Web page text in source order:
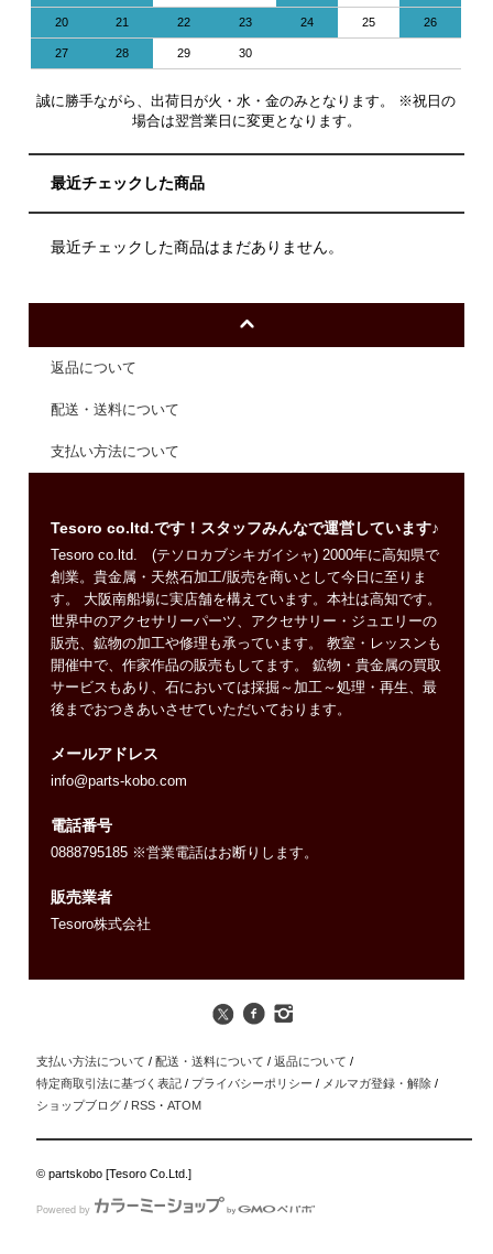
20 21 22 23 24 25 26
27 28 29 30
誠に勝手ながら、出荷日が火・水・金のみとなります。 ※祝日の
場合は翌営業日に変更となります。
最近チェックした商品
最近チェックした商品はまだありません。
返品について
配送・送料について
支払い方法について
Tesoro co.ltd.です！スタッフみんなで運営しています♪
Tesoro co.ltd. (テソロカブシキガイシャ) 2000年に高知県で
創業。貴金属・天然石加工/販売を商いとして今日に至りま
す。 大阪南船場に実店舗を構えています。本社は高知です。
世界中のアクセサリーパーツ、アクセサリー・ジュエリーの
販売、鉱物の加工や修理も承っています。 教室・レッスンも
開催中で、作家作品の販売もしてます。 鉱物・貴金属の買取
サービスもあり、石においては採掘～加工～処理・再生、最
後までおつきあいさせていただいております。
メールアドレス
info@parts-kobo.com
電話番号
0888795185 ※営業電話はお断りします。
販売業者
Tesoro株式会社
支払い方法について / 配送・送料について / 返品について /
特定商取引法に基づく表記 / プライバシーポリシー / メルマガ登録・解除 /
ショップブログ / RSS ・ATOM
© partskobo [Tesoro Co.Ltd.]
Powered by